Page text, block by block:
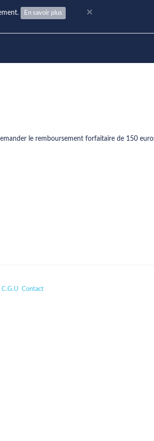
×
En savoir plus
le remboursement forfaitaire de 150
C.G.U Contact